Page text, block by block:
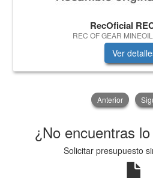
RecOficial
REC OF GEAR
Ver
Anterior
¿No encuentras
Solicitar presupuesto